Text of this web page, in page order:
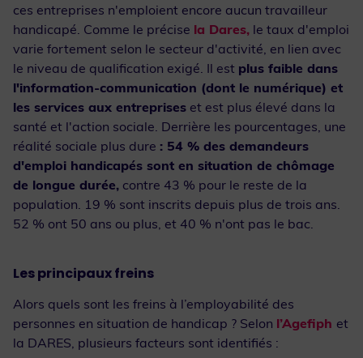
ces entreprises n'emploient encore aucun travailleur
handicapé. Comme le précise la Dares, le taux d'emploi
varie fortement selon le secteur d'activité, en lien avec
le niveau de qualification exigé. Il est plus faible dans
l'information-communication (dont le numérique) et
les services aux entreprises et est plus élevé dans la
santé et l'action sociale. Derrière les pourcentages, une
réalité sociale plus dure : 54 % des demandeurs
d'emploi handicapés sont en situation de chômage
de longue durée, contre 43 % pour le reste de la
population. 19 % sont inscrits depuis plus de trois ans.
52 % ont 50 ans ou plus, et 40 % n'ont pas le bac.
Les principaux freins
Alors quels sont les freins à l’employabilité des
personnes en situation de handicap ? Selon l’Agefiph et
la DARES, plusieurs facteurs sont identifiés :